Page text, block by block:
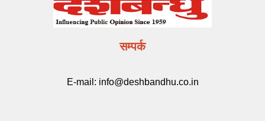
सम्पर्क
E-mail: info@deshbandhu.co.in